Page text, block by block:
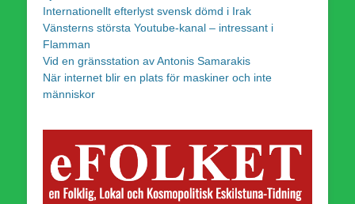
Internationellt efterlyst svensk dömd i Irak
Vänsterns största Youtube-kanal – intressant i
Flamman
Vid en gränsstation av Antonis Samarakis
När internet blir en plats för maskiner och inte
människor